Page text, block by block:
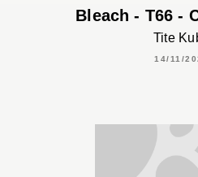
Bleach - T66 -
Tite
14/11/